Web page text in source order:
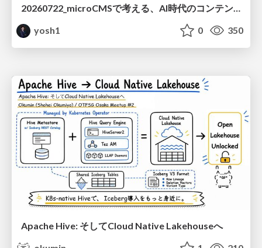
20260722_microCMSで考える、AI時代のコンテンツ運用設計
yosh1
0 350
Apache Hive: そしてCloud Native Lakehouseへ